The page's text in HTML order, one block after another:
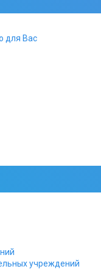
для Вас
учреждений
сайт
Диспетчерская